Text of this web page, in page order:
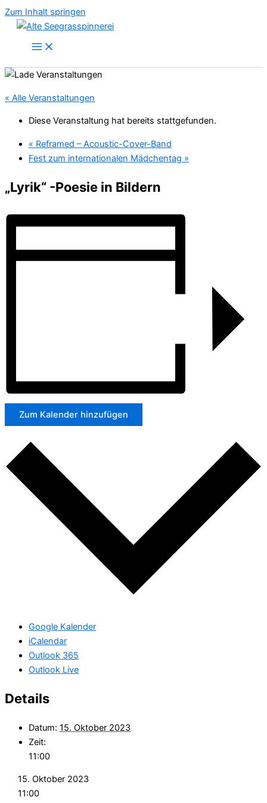
Zum Inhalt springen
« Alle Veranstaltungen
Diese Veranstaltung hat bereits stattgefunden.
« Reframed – Acoustic-Cover-Band
Fest zum internationalen Mädchentag »
„Lyrik“ -Poesie in Bildern
Zum Kalender hinzufügen
Google Kalender
iCalendar
Outlook 365
Outlook Live
Details
Datum: 15. Oktober 2023
Zeit:
11:00
15. Oktober 2023
11:00